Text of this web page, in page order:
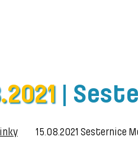
15.08.2021 Sesternice